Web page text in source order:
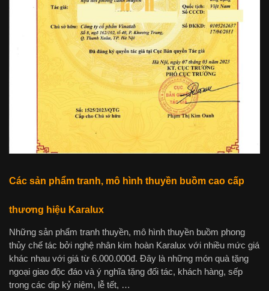
Các sản phẩm tranh, mô hình thuyền buồm cao cấp
thương hiệu Karalux
Những sản phẩm tranh thuyền, mô hình thuyền buồm phong
thủy chế tác bởi nghệ nhân kim hoàn Karalux với nhiều mức giá
khác nhau với giá từ 6.000.000đ. Đây là những món quà tặng
ngoại giao độc đáo và ý nghĩa tặng đối tác, khách hàng, sếp
trong các dịp kỷ niệm, lễ tết, …